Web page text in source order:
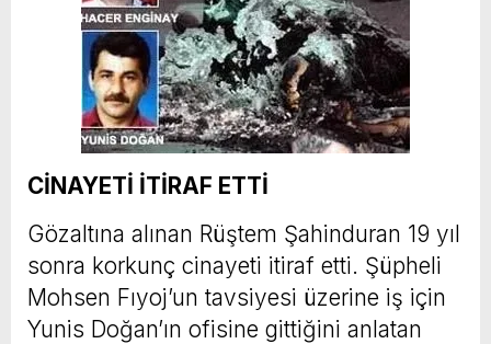
CİNAYETİ İTİRAF ETTİ
Gözaltına alınan Rüştem Şahinduran 19 yıl
sonra korkunç cinayeti itiraf etti. Şüpheli
Mohsen Fıyoj’un tavsiyesi üzerine iş için
Yunis Doğan’ın ofisine gittiğini anlatan